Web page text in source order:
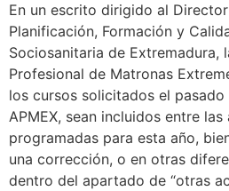
En un escrito dirigido al
Planificación, Formación y
Sociosanitaria de Extremadura,
Profesional de Matronas
los cursos solicitados el
APMEX, sean incluidos entre
programadas para esta año,
una corrección, o en otras
dentro del apartado de “otras